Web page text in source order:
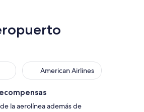
American Airlines
American Airlines
la aerolínea además de